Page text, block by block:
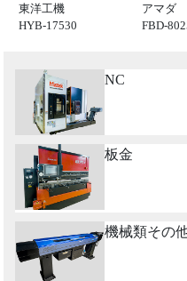
東洋工機
HYB-17530
アマダ
FBD-
NC
板金
機械類その